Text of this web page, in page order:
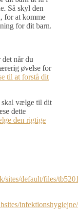
Så skyl den
for at komme
for dit barn.
når du
øvelse for
til at forstå dit
skal vælge til dit
dette
den rigtige
sites/default/files/